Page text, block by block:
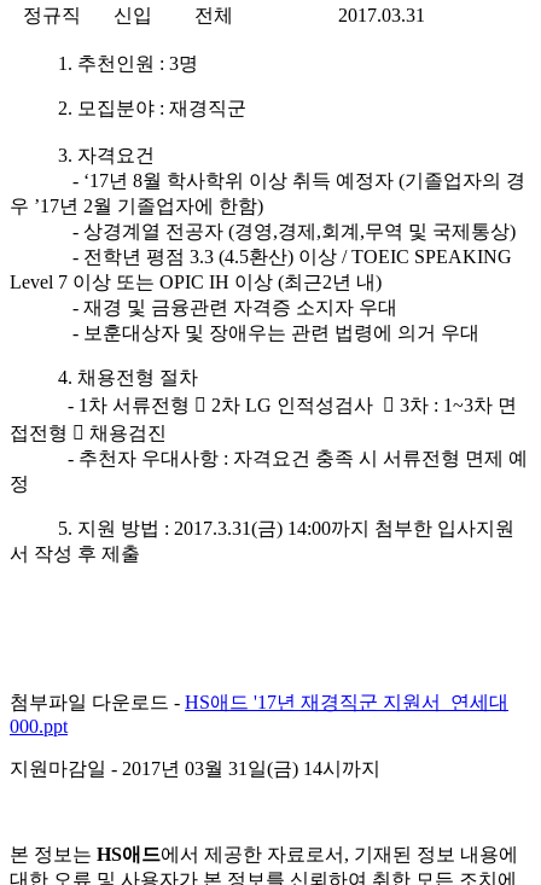
정규직
신입 전체 2017.03.31
1. 추천인원 : 3명
2. 모집분야 : 재경직군
3. 자격요건
- ‘17년 8월 학사학위 이상 취득 예정자 (기졸업자의 경
우 ’17년 2월 기졸업자에 한함)
- 상경계열 전공자 (경영,경제,회계,무역 및 국제통상)
- 전학년 평점 3.3 (4.5환산) 이상 / TOEIC SPEAKING
Level 7 이상 또는 OPIC IH 이상 (최근2년 내)
- 재경 및 금융관련 자격증 소지자 우대
- 보훈대상자 및 장애우는 관련 법령에 의거 우대
4. 채용전형 절차
- 1차 서류전형  2차 LG 인적성검사  3차 : 1~3차 면
접전형  채용검진
- 추천자 우대사항 : 자격요건 충족 시 서류전형 면제 예
정
5. 지원 방법 : 2017.3.31(금) 14:00까지 첨부한 입사지원
서 작성 후 제출
첨부파일 다운로드 - HS애드 '17년 재경직군 지원서_연세대
000.ppt
지원마감일 - 2017년 03월 31일(금) 14시까지
본 정보는 HS애드에서 제공한 자료로서, 기재된 정보 내용에
대한 오류 및 사용자가 본 정보를 신뢰하여 취한 모든 조치에